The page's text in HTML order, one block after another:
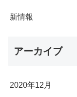
新情報
アーカイブ
2020年12月